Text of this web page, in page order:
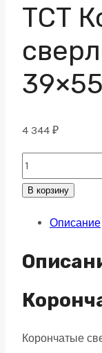
ТСТ
4 344 ₽
ТСТ
Корончатое
universal
quantity
В корзину
Описание
Корончатые